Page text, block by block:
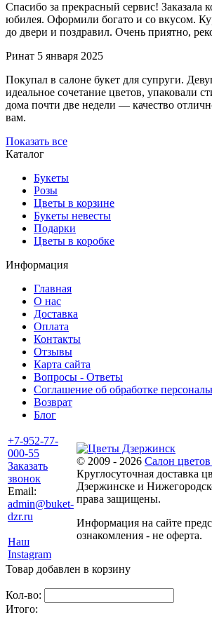
Спасибо за прекрасный сервис! Заказала
юбилея. Оформили богато и со вкусом.
до двери и поздравил. Очень приятно,
Ринат 5 января 2025
Покупал в салоне букет для супруги.
идеальное сочетание цветов, упаковали
дома почти две недели — качество
вам.
Показать все
Каталог
Букеты
Розы
Цветы в корзине
Букеты невесты
Подарки
Цветы в коробке
Информация
Главная
О нас
Доставка
Оплата
Контакты
Отзывы
Карта сайта
Вопросы - Ответы
Соглашение об обработке
Возврат
Блог
+7-952-77-
000-55
Заказать
звонок
Email:
admin@buket-
dzr.ru
Наш
Instagram
© 2009 - 2026 Салон
Круглосуточная доставка
Дзержинске и
права защищены.
Информация на сайте
ознакомления - не оферта.
Товар добавлен в корзину
Кол-во:
Итого: